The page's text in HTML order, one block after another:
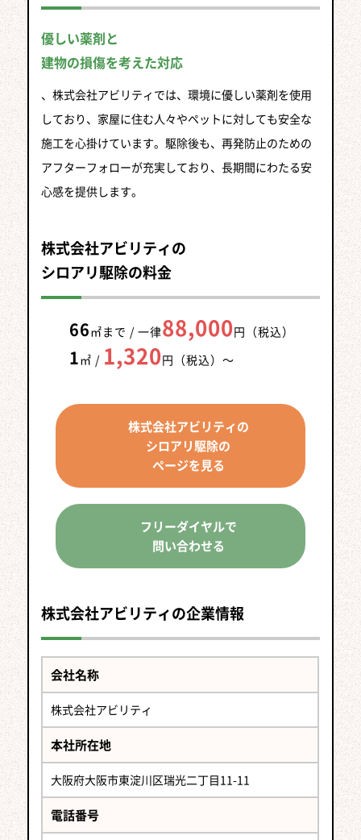
優しい薬剤と
建物の損傷を考えた対応
、株式会社アビリティでは、環境に優しい薬剤を使用
しており、家屋に住む人々やペットに対しても安全な
施工を心掛けています。駆除後も、再発防止のための
アフターフォローが充実しており、長期間にわたる安
心感を提供します。
株式会社アビリティの
シロアリ駆除の料金
66㎡まで /一律88,000円（税込）
1㎡ / 1,320円（税込）～
株式会社アビリティの
シロアリ駆除の
ページを見る
フリーダイヤルで
問い合わせる
株式会社アビリティの企業情報
会社名称
株式会社アビリティ
本社所在地
大阪府大阪市東淀川区瑞光二丁目11-11
電話番号